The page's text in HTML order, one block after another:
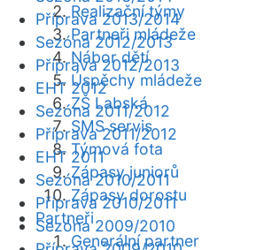
Realizační týmy
Partneři mládeže
Nábor dětí
Úspěchy mládeže
ZŠ Labská
SMS servis
Týmová fota
Zápasy juniorů
Zápasy dorostu
Partneři
Generální partner
Příprava 2013/2014
Sezóna 2012/2013
Příprava 2012/2013
EHT 2012
Sezóna 2011/2012
Příprava 2011/2012
EHT 2011
Sezóna 2010/2011
Příprava 2010/2011
Sezóna 2009/2010